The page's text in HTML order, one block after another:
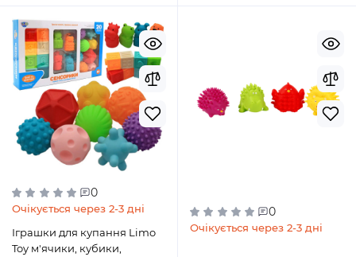
0
Очікується через 2-3 дні
Іграшки для купання Limo
Toy м'ячики, кубики,
0
Очікується через 2-3 дні